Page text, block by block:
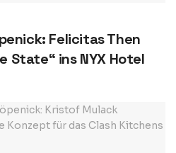
Felicitas Then
State“ ins NYX Hotel